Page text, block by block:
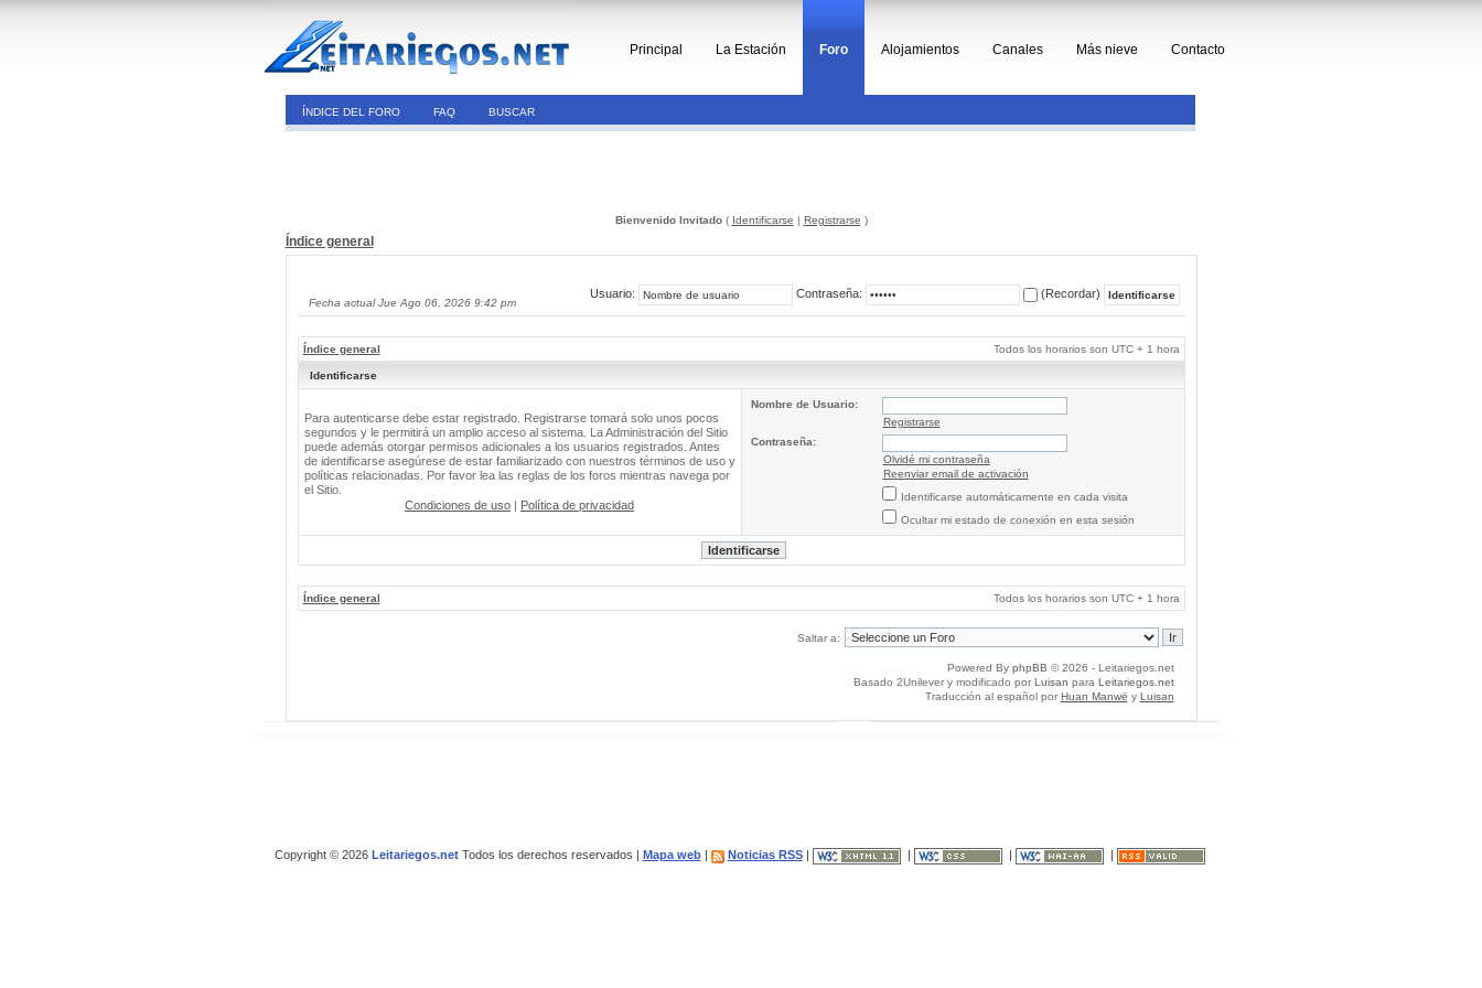
Principal La Estación Foro Alojamientos Canales Más nieve Contacto
ÍNDICE DEL FORO FAQ BUSCAR
Bienvenido Invitado( Identificarse | Registrarse )
Índice general
Fecha actual Jue Ago 06, 2026 9:42 pm
Usuario: Contraseña: (Recordar)
Índice general Todos los horarios son UTC + 1 hora
Identificarse
Para autenticarse debe estar registrado. Registrarse tomará solo unos pocos
segundos y le permitirá un amplio acceso al sistema. La Administración del Sitio
puede además otorgar permisos adicionales a los usuarios registrados. Antes
de identificarse asegúrese de estar familiarizado con nuestros términos de uso y
políticas relacionadas. Por favor lea las reglas de los foros mientras navega por
el Sitio.
Condiciones de uso | Política de privacidad
Nombre de Usuario:
Registrarse
Contraseña:
Olvidé mi contraseña
Reenviar email de activación
Identificarse automáticamente en cada visita
Ocultar mi estado de conexión en esta sesión
Índice general Todos los horarios son UTC + 1 hora
Saltar a:
Powered By phpBB © 2026 - Leitariegos.net
Basado 2Unilever y modificado por Luisan para Leitariegos.net
Traducción al español por Huan Manwë y Luisan
Copyright © 2026 Leitariegos.netTodos los derechos reservados | Mapa web| Noticias RSS|